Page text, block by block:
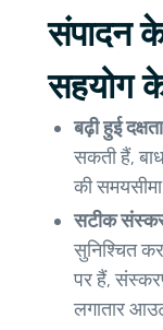
संपादन
सहयोग
बढ़ी हुई
सकती हैं,
की
सटीक
सुनिश्चित
पर हैं,
लगातार